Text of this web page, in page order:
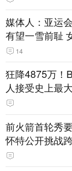
媒体人：亚运
有望一雪前耻
14
狂降4875万！
人接受史上最
6%
前火箭首轮秀
怀特公开挑战